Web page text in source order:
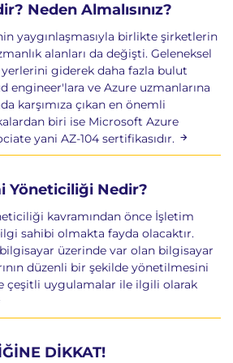
Watcher
Visualization
Certified Azure
(AZ-104)sınavına hazırlık
yönetimi, güvenlik, ağ, depolama
profesyonel seviyede bilgi ve
Neden Almalısınız?
yaygınlaşmasıyla birlikte şirketlerin
alanları da değişti. Geleneksel
giderek daha fazla bulut
engineer'lara ve Azure uzmanlarına
karşımıza çıkan en önemli
biri ise Microsoft Azure
yani AZ-104 sertifikasıdır.
Yöneticiliği Nedir?
kavramından önce İşletim
sahibi olmakta fayda olacaktır.
üzerinde var olan bilgisayar
düzenli bir şekilde yönetilmesini
çeşitli uygulamalar ile ilgili olarak
DİKKAT!